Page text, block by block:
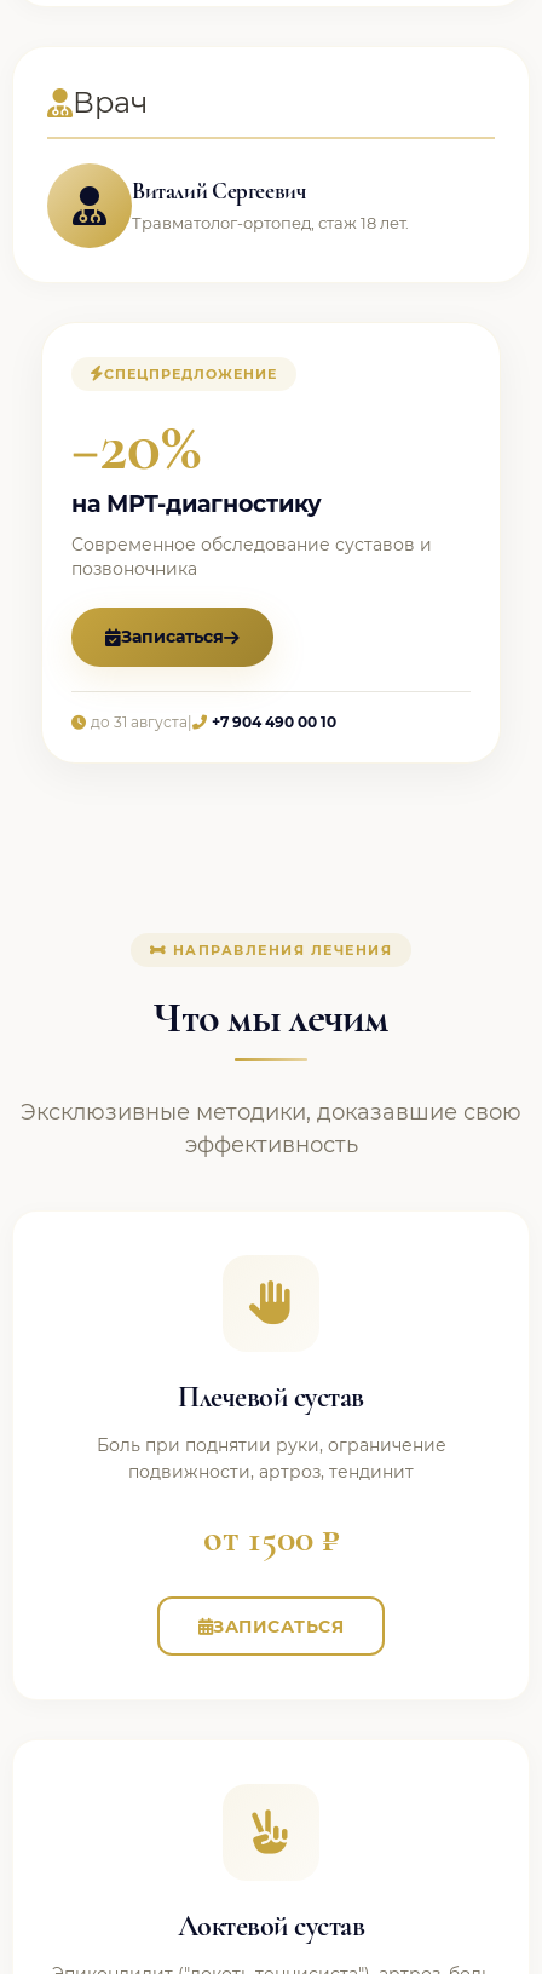
Врач
Виталий Сергеевич
Травматолог-ортопед, стаж 18 лет.
СПЕЦПРЕДЛОЖЕНИЕ
−20%
на МРТ-диагностику
Современное обследование суставов и
позвоночника
Записаться
до 31 августа +7 904 490 00 10
НАПРАВЛЕНИЯ ЛЕЧЕНИЯ
Что мы лечим
Эксклюзивные методики, доказавшие свою
эффективность
Плечевой сустав
Боль при поднятии руки, ограничение
подвижности, артроз, тендинит
от 1500 ₽
ЗАПИСАТЬСЯ
Локтевой сустав